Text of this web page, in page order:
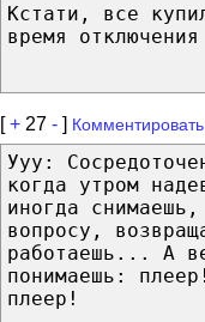
Кстати, все
время
[+ 27 - ]
Ууу:
когда утром
иногда
вопросу,
работаешь... А
понимаешь:
плеер!